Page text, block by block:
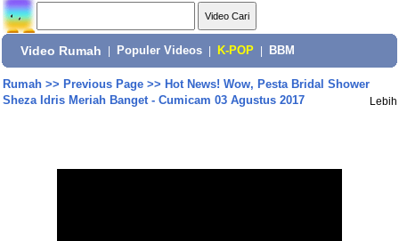
Video Rumah Populer Videos K-POP BBM
Rumah>> Previous Page>> Hot News! Wow, Pesta Bridal Shower
Sheza Idris Meriah Banget - Cumicam 03 Agustus 2017
Lebih